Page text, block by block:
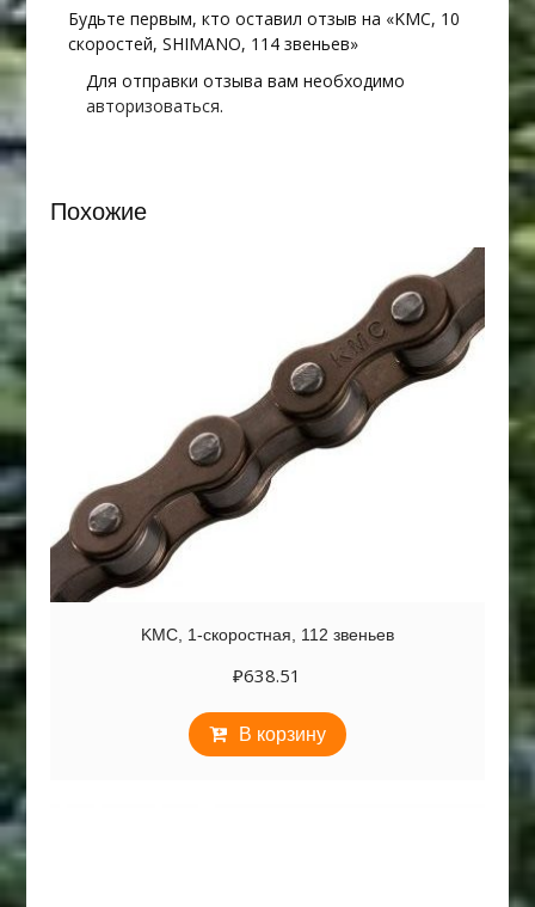
Будьте первым, кто оставил отзыв на «KMC, 10
скоростей, SHIMANO, 114 звеньев»
Для отправки отзыва вам необходимо
авторизоваться.
Похожие
KMC, 1-скоростная, 112 звеньев
₽638.51
В корзину